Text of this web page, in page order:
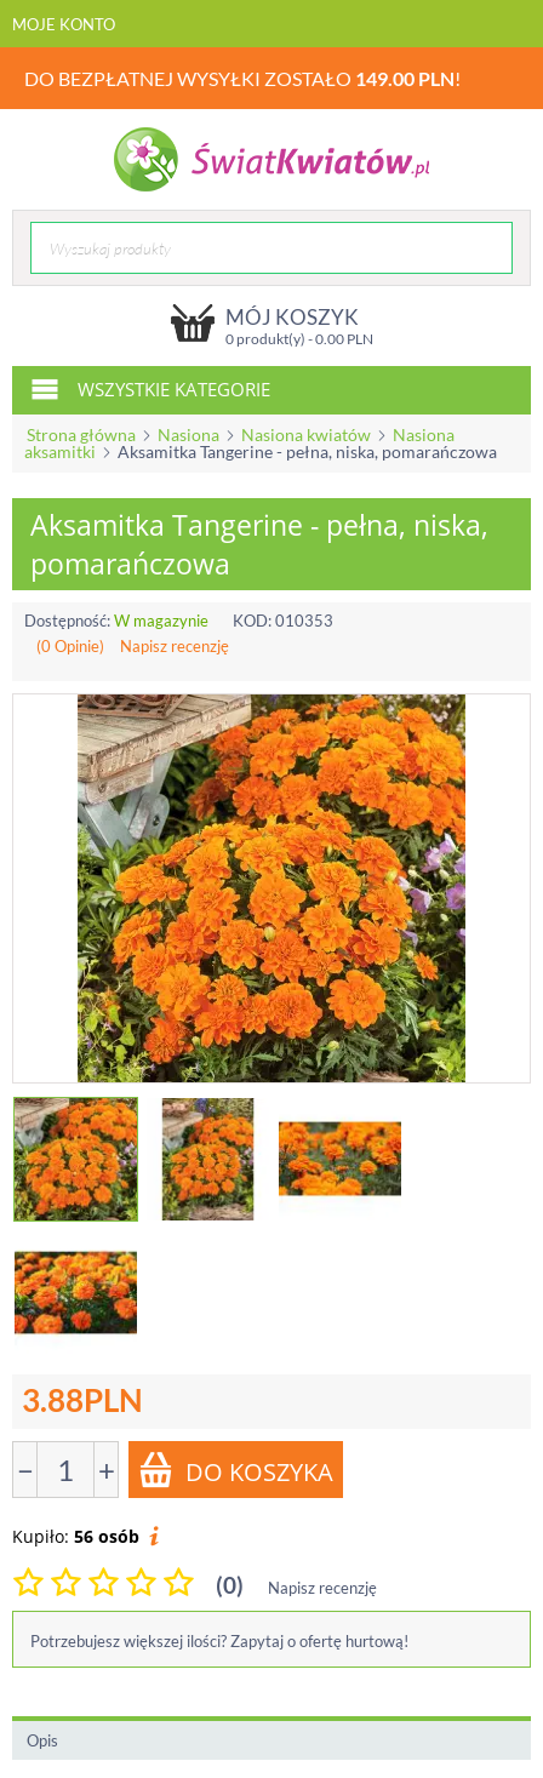
MOJE KONTO
DO BEZPŁATNEJ WYSYŁKI ZOSTAŁO 149.00 PLN!
MÓJ KOSZYK
0 produkt(y) -0.00PLN
WSZYSTKIE KATEGORIE
Strona główna Nasiona Nasiona kwiatów
Nasiona
aksamitki
Aksamitka Tangerine - pełna, niska, pomarańczowa
Aksamitka Tangerine - pełna, niska,
pomarańczowa
Dostępność:W magazynie KOD:010353
(0 Opinie)
Napisz recenzję
3.88PLN
− +
Kupiło: 56 osób
(0) Napisz recenzję
Potrzebujesz większej ilości? Zapytaj o ofertę hurtową!
Opis